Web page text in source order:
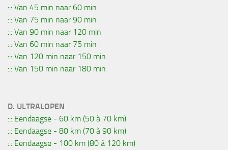
::: Van 45 min naar 60 min
::: Van 75 min naar 90 min
::: Van 90 min naar 120 min
::: Van 60 min naar 75 min
::: Van 120 min naar 150 min
::: Van 150 min naar 180 min
D. ULTRALOPEN
::: Eendaagse - 60 km (50 à 70 km)
::: Eendaagse - 80 km (70 à 90 km)
::: Eendaagse - 100 km (80 à 120 km)